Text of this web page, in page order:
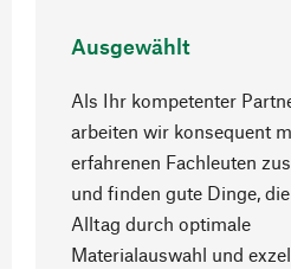
Ausgewählt
Als Ihr kompetenter
arbeiten wir konsequent
erfahrenen Fachleuten
und finden gute Dinge,
Alltag durch optimale
Materialauswahl und